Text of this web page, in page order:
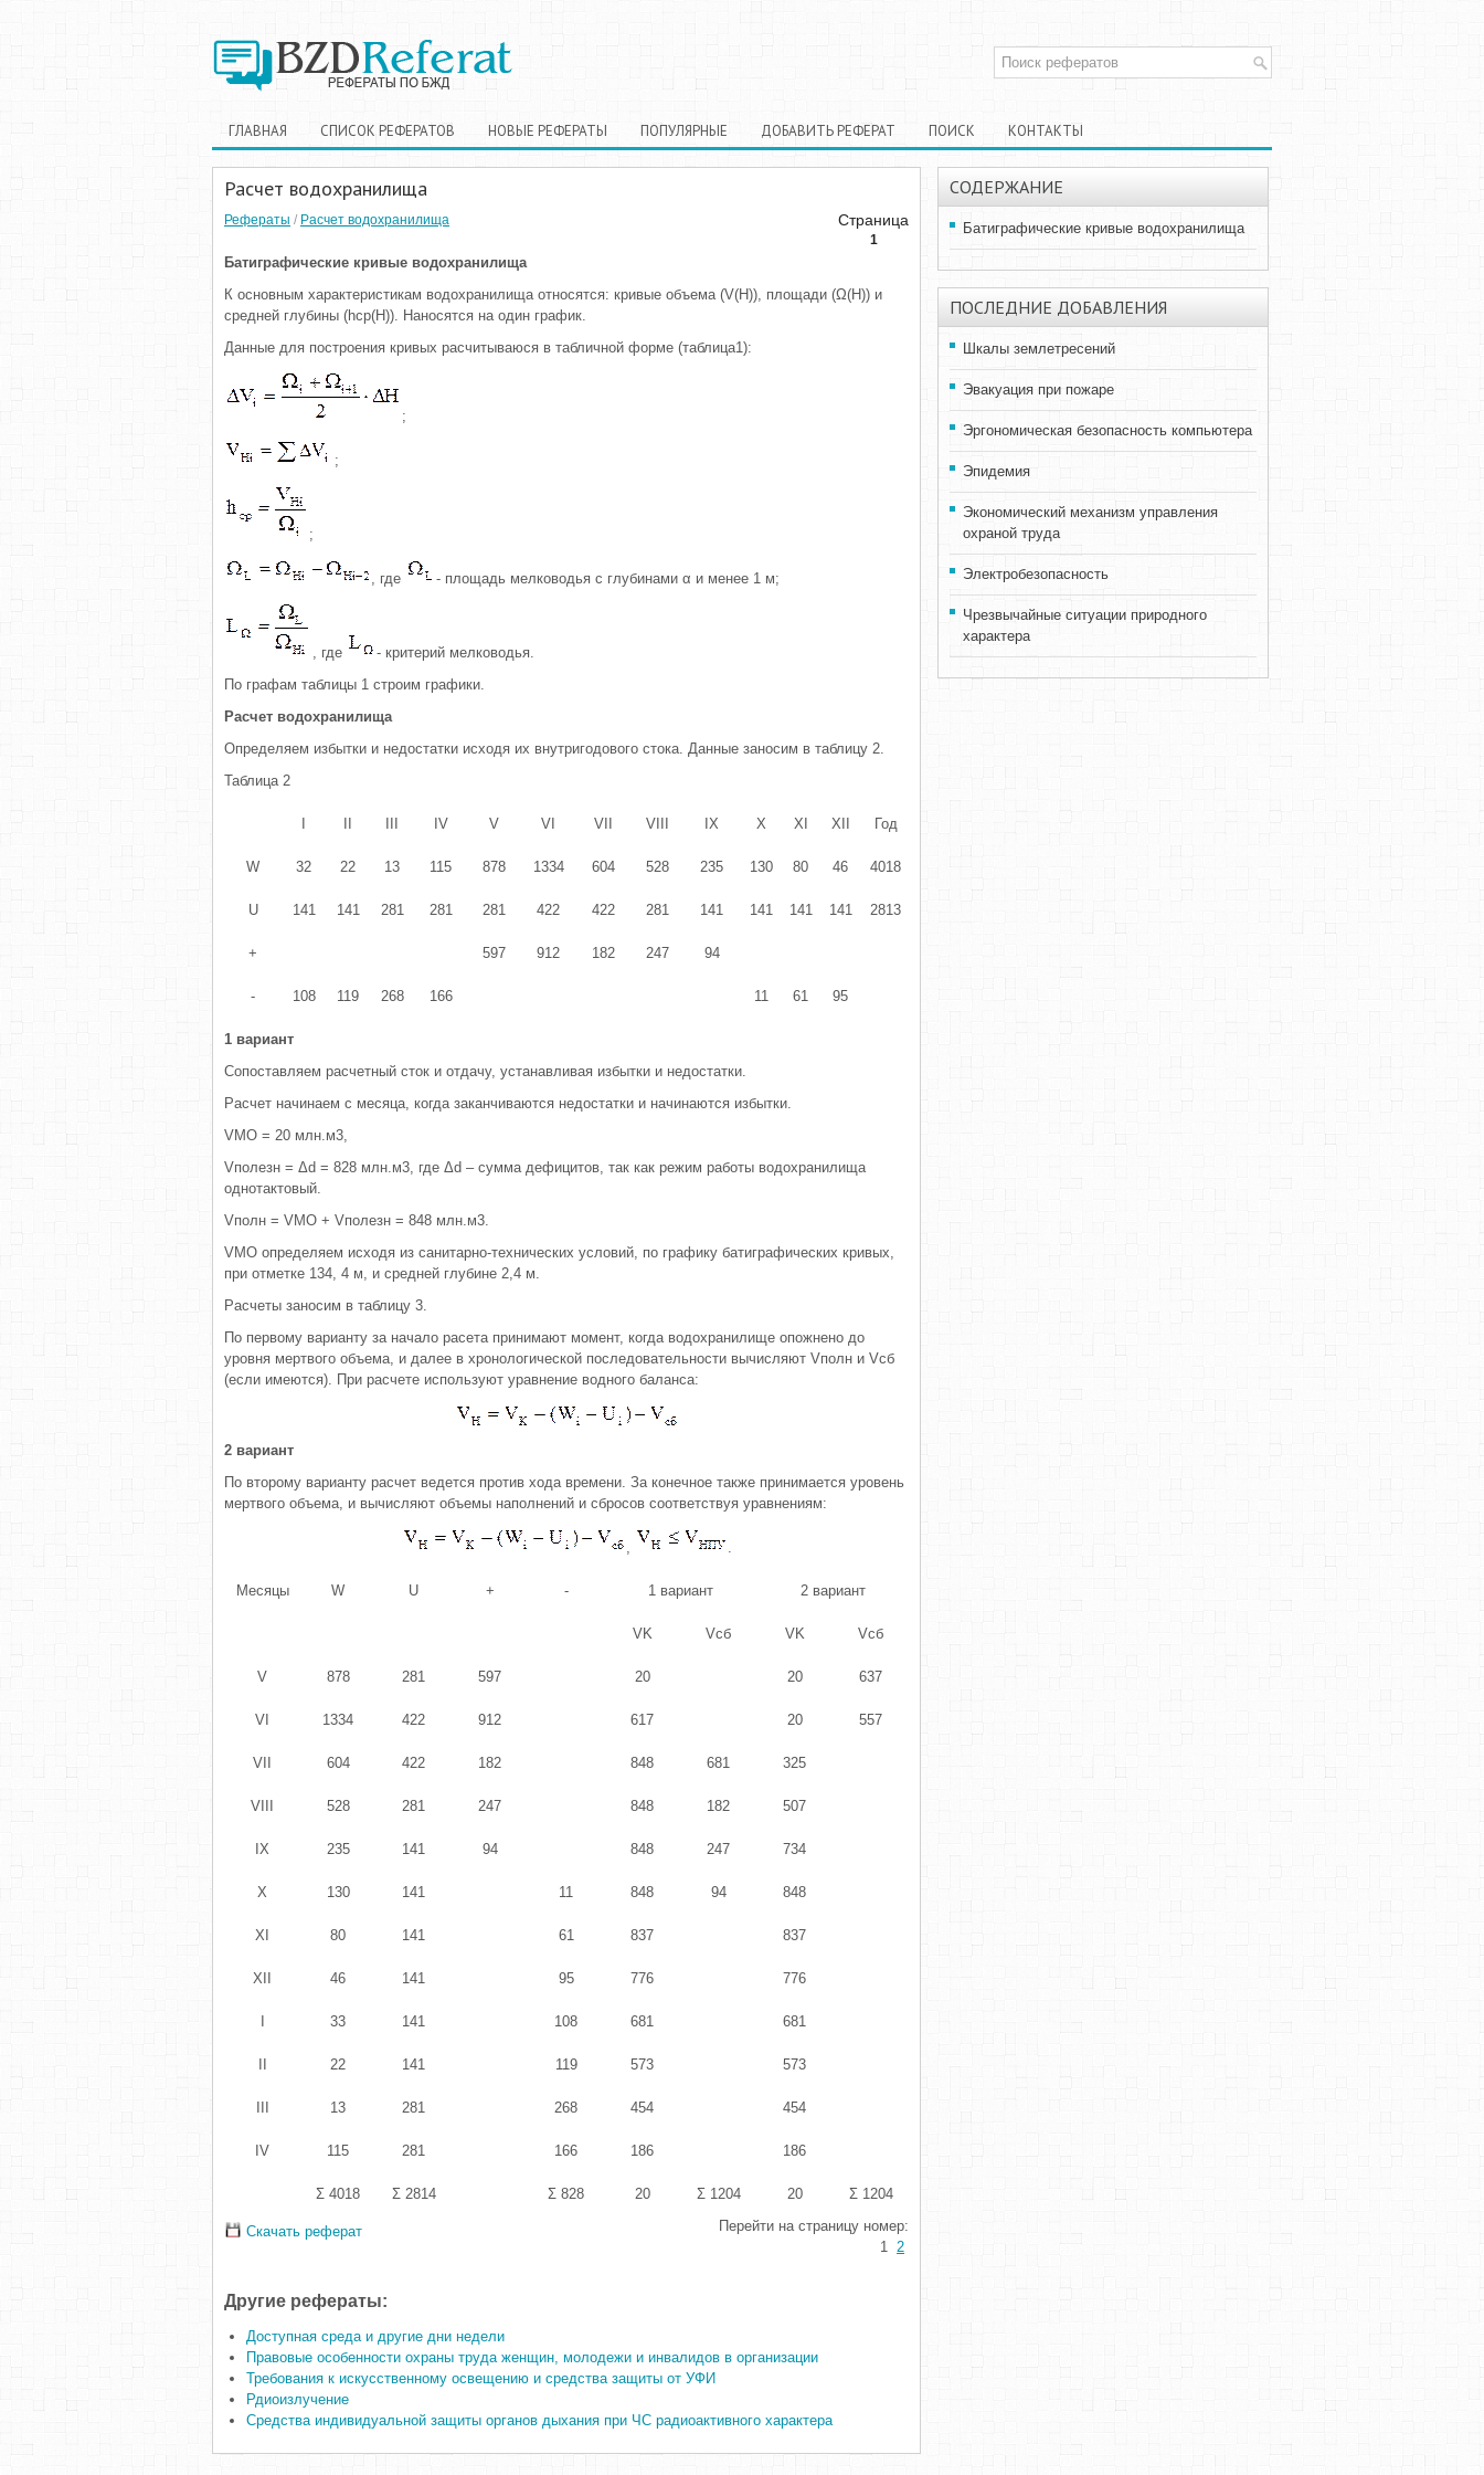
ГЛАВНАЯ СПИСОК РЕФЕРАТОВ НОВЫЕ РЕФЕРАТЫ ПОПУЛЯРНЫЕ ДОБАВИТЬ РЕФЕРАТ ПОИСК КОНТАКТЫ
Расчет водохранилища
Страница
1
Рефераты / Расчет водохранилища
Батиграфические кривые водохранилища
К основным характеристикам водохранилища относятся: кривые объема (V(Н)), площади (Ω(Н)) и
средней глубины (hср(Н)). Наносятся на один график.
Данные для построения кривых расчитываюся в табличной форме (таблица1):
;
;
;
, где - площадь мелководья с глубинами α и менее 1 м;
, где
- критерий мелководья.
По графам таблицы 1 строим графики.
Расчет водохранилища
Определяем избытки и недостатки исходя их внутригодового стока. Данные заносим в таблицу 2.
Таблица 2
IV V VI VII VIII IX X XI XII Год
W 32 22 13 115 878 1334 604 528 235 130 80 46 4018
U 141 141 281 281 281 422 422 281 141 141 141 141 2813
+ 597 912 182 247 94
- 108 119 268 166 11 61 95
1 вариант
Сопоставляем расчетный сток и отдачу, устанавливая избытки и недостатки.
Расчет начинаем с месяца, когда заканчиваются недостатки и начинаются избытки.
VМО = 20 млн.м3,
Vполезн = Δd = 828 млн.м3, где Δd – сумма дефицитов, так как режим работы водохранилища
однотактовый.
Vполн = VМО + Vполезн = 848 млн.м3.
VМО определяем исходя из санитарно-технических условий, по графику батиграфических кривых,
при отметке 134, 4 м, и средней глубине 2,4 м.
Расчеты заносим в таблицу 3.
По первому варианту за начало расета принимают момент, когда водохранилище опожнено до
уровня мертвого объема, и далее в хронологической последовательности вычисляют Vполн и Vсб
(если имеются). При расчете используют уравнение водного баланса:
2 вариант
По второму варианту расчет ведется против хода времени. За конечное также принимается уровень
мертвого объема, и вычисляют объемы наполнений и сбросов соответствуя уравнениям:
, .
Месяцы W U + - 1 вариант 2 вариант
VK Vсб VK Vсб
V 878 281 597 20 20 637
VI 1334 422 912 617 20 557
VII 604 422 182 848 681 325
VIII 528 281 247 848 182 507
IX 235 141 94 848 247 734
X 130 141 11 848 94 848
XI 80 141 61 837 837
XII 46 141 95 776 776
33 141 108 681 681
22 141 119 573 573
13 281 268 454 454
IV 115 281 166 186 186
Σ 4018 Σ 2814 Σ 828 20 Σ 1204 20 Σ 1204
Скачать реферат
Перейти на страницу номер:
1 2
Другие рефераты:
Доступная среда и другие дни недели
Правовые особенности охраны труда женщин, молодежи и инвалидов в организации
Требования к искусственному освещению и средства защиты от УФИ
Рдиоизлучение
Средства индивидуальной защиты органов дыхания при ЧС радиоактивного характера
СОДЕРЖАНИЕ
Батиграфические кривые водохранилища
ПОСЛЕДНИЕ ДОБАВЛЕНИЯ
Шкалы землетресений
Эвакуация при пожаре
Эргономическая безопасность компьютера
Эпидемия
Экономический механизм управления
охраной труда
Электробезопасность
Чрезвычайные ситуации природного
характера